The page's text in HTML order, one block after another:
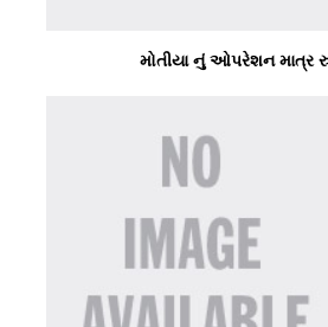
મોતીયા નું ઓપરેશન માત્ર